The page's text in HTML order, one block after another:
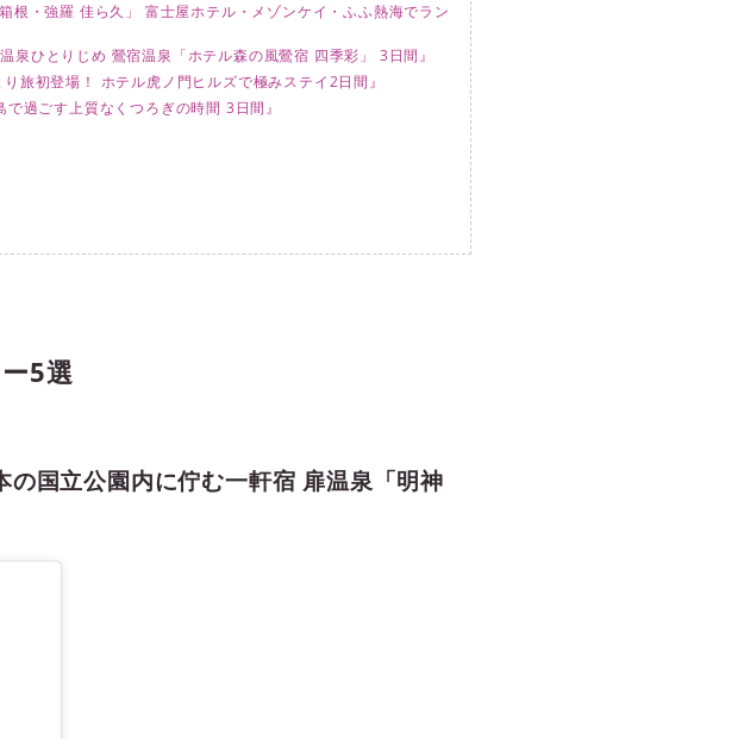
根・強羅 佳ら久」 富士屋ホテル・メゾンケイ・ふふ熱海でラン
泉ひとりじめ 鶯宿温泉「ホテル森の風鶯宿 四季彩」 3日間』
旅初登場！ ホテル虎ノ門ヒルズで極みステイ2日間』
過ごす上質なくつろぎの時間 3日間』
5選
国立公園内に佇む一軒宿 扉温泉「明神